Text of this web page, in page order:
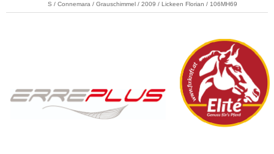
S / Connemara / Grauschimmel / 2009 / Lickeen Florian / 106MH69